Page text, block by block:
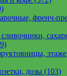
френч-
дозы (103)